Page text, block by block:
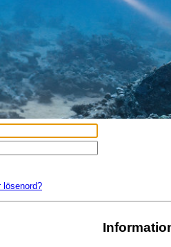
lösenord?